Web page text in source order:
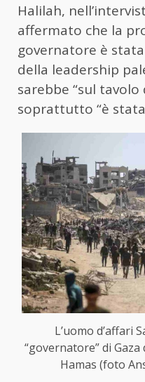
Halilah,
affermato che la
governatore è
della leadership
sarebbe “sul tavolo
soprattutto “è
L’uomo d’affari
“governatore” di
Hamas (foto